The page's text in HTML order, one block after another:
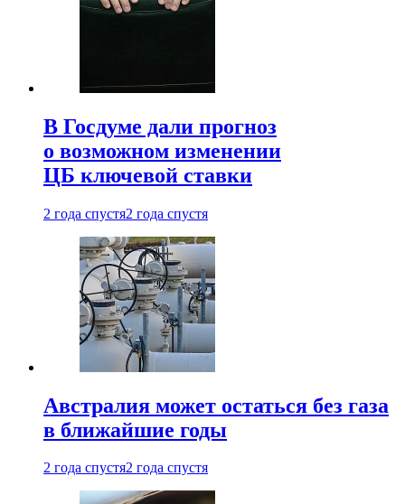
В Госдуме дали прогноз
о возможном изменении
ЦБ ключевой ставки
2 года спустя2 года спустя
Австралия может остаться без газа
в ближайшие годы
2 года спустя2 года спустя